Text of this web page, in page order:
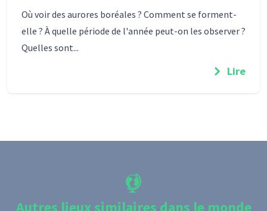
Où voir des aurores boréales ? Comment se forment-
elle ? À quelle période de l'année peut-on les observer ?
Quelles sont...
Lire
Autres lieux similaires dans le monde